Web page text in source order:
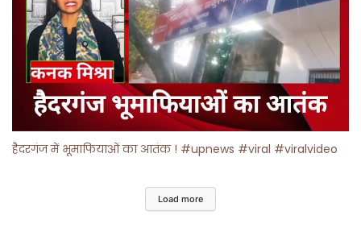
हैदरगंज में भूमाफियाओं का आतंक ! #upnews #viral #viralvideo
Load more